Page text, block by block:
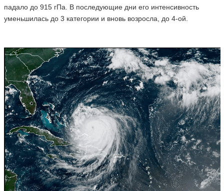
падало до 915 гПа. В последующие дни его интенсивность
уменьшилась до 3 категории и вновь возросла, до 4-ой.